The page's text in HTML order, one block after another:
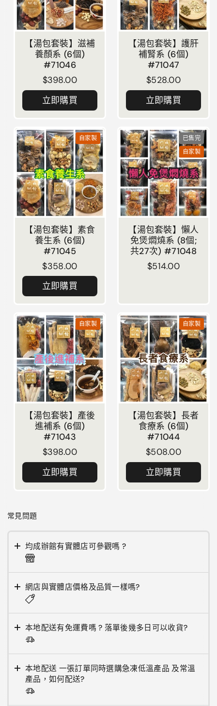
【湯包套裝】滋補
養顏系 (6個)
#71046
正常價格
$398.00
立即購買
【湯包套裝】護肝
補腎系 (6個)
#71047
正常價格
$528.00
立即購買
【湯包套裝】素食
養生系 (6個)
#71045
正常價格
$358.00
立即購買
自家製
【湯包套裝】懶人
免煲燜燒系 (8個;
共27次) #71048
正常價格
$514.00
已售完
自家製
【湯包套裝】產後
進補系 (6個)
#71043
正常價格
$398.00
立即購買
自家製
【湯包套裝】長者
食療系 (6個)
#71044
正常價格
$508.00
立即購買
自家製
常見問題
均成辦館有實體店可參觀嗎 ?
網店與實體店價格及品質一樣嗎?
本地配送有免運費嗎 ? 落單後幾多日可以收貨?
本地配送 一張訂單同時選購急凍低溫產品 及常溫
產品，如何配送?